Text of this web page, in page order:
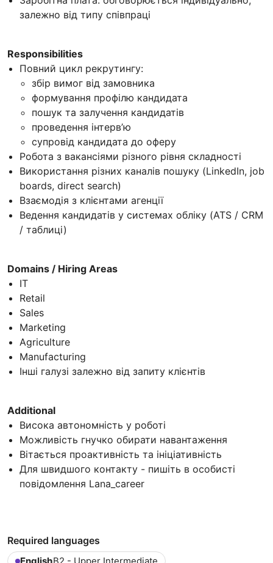
залежно від типу співпраці
Responsibilities
Повний цикл рекрутингу:
збір вимог від замовника
формування профілю кандидата
пошук та залучення кандидатів
проведення інтерв’ю
супровід кандидата до оферу
Робота з вакансіями різного рівня складності
Використання різних каналів пошуку (LinkedIn, job
boards, direct search)
Взаємодія з клієнтами агенції
Ведення кандидатів у системах обліку (ATS / CRM
/ таблиці)
Domains / Hiring Areas
IT
Retail
Sales
Marketing
Agriculture
Manufacturing
Інші галузі залежно від запиту клієнтів
Additional
Висока автономність у роботі
Можливість гнучко обирати навантаження
Вітається проактивність та ініціативність
Для швидшого контакту - пишіть в особисті
повідомлення Lana_career
Required languages